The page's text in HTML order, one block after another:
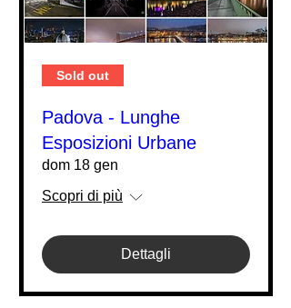
Sold out
Padova - Lunghe
Esposizioni Urbane
dom 18 gen
Scopri di più
Dettagli